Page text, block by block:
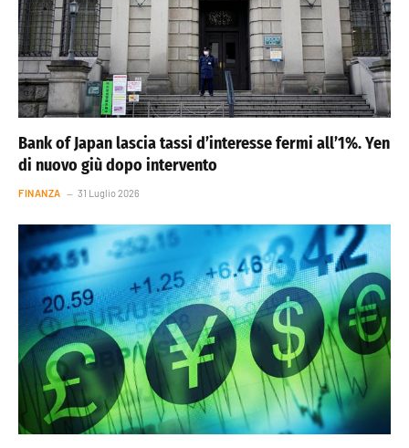
Bank of Japan lascia tassi d’interesse fermi all’1%. Yen
di nuovo giù dopo intervento
FINANZA 31 Luglio 2026